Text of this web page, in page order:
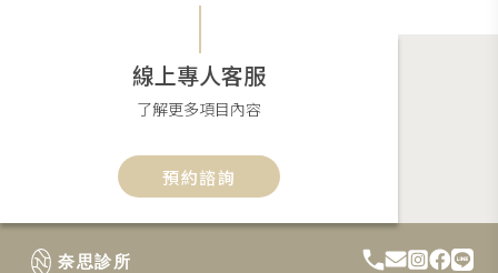
線上專人客服
了解更多項目內容
預約諮詢
奈思診所